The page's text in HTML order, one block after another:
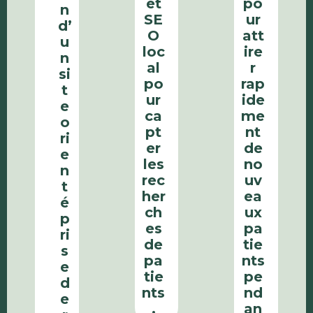
n
d’
u
n
si
t
e
o
ri
e
n
t
é
p
ri
s
e
d
e
et
SE
O
loc
al
po
ur
ca
pt
er
les
rec
her
ch
es
de
pa
tie
nts
.
po
ur
att
ire
r
rap
ide
me
nt
de
no
uv
ea
ux
pa
tie
nts
pe
nd
an